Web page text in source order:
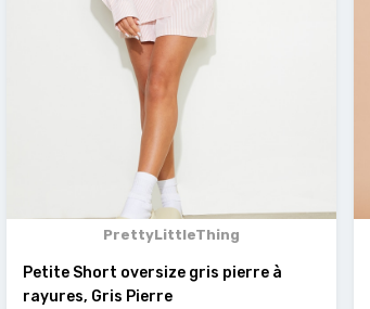
PrettyLittleThing
Petite Short oversize gris pierre à
rayures, Gris Pierre